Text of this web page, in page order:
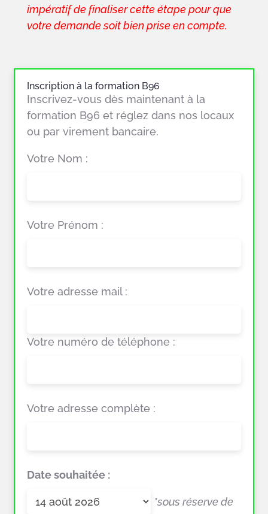
impératif de finaliser cette étape pour que
votre demande soit bien prise en compte.
Inscription à la formation B96
Inscrivez-vous dès maintenant à la
formation B96 et réglez dans nos locaux
ou par virement bancaire.
Votre Nom :
Votre Prénom :
Votre adresse mail :
Votre numéro de téléphone :
Votre adresse complète :
Date souhaitée :
*sous réserve de